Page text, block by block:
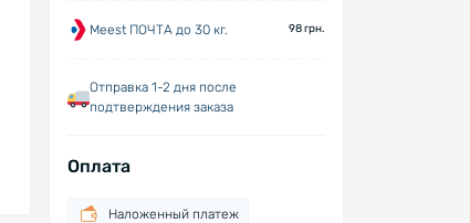
Meest ПОЧТА до 30 кг. 98 грн.
Отправка 1-2 дня после
подтверждения заказа
Оплата
Наложенный платеж